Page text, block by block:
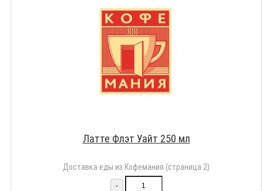
Латте Флэт Уайт 250 мл
Доставка еды из Кофемания (страница 2)
-